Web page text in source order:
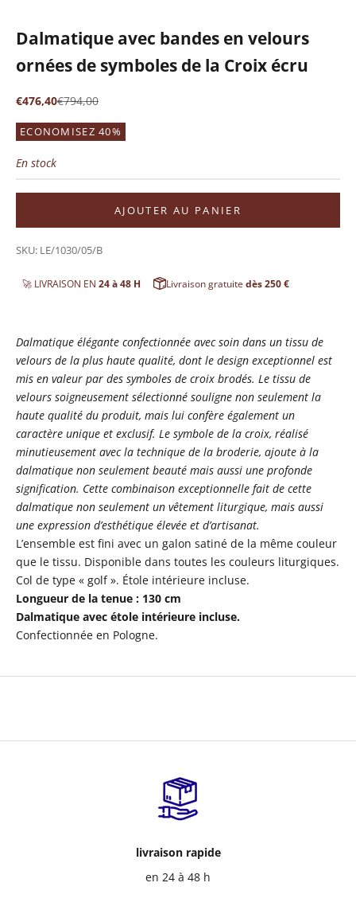
Dalmatique avec bandes en velours
ornées de symboles de la Croix écru
Prix de vente
€476,40Prix normal
€794,00
ECONOMISEZ 40%
En stock
AJOUTER AU PANIER
SKU: LE/1030/05/B
🚀 LIVRAISON EN 24 à 48 H Livraison gratuite dès 250 €
Dalmatique élégante confectionnée avec soin dans un tissu de
velours de la plus haute qualité, dont le design exceptionnel est
mis en valeur par des symboles de croix brodés. Le tissu de
velours soigneusement sélectionné souligne non seulement la
haute qualité du produit, mais lui confère également un
caractère unique et exclusif. Le symbole de la croix, réalisé
minutieusement avec la technique de la broderie, ajoute à la
dalmatique non seulement beauté mais aussi une profonde
signification. Cette combinaison exceptionnelle fait de cette
dalmatique non seulement un vêtement liturgique, mais aussi
une expression d’esthétique élevée et d’artisanat.
L’ensemble est fini avec un galon satiné de la même couleur
que le tissu. Disponible dans toutes les couleurs liturgiques.
Col de type « golf ». Étole intérieure incluse.
Longueur de la tenue : 130 cm
Dalmatique avec étole intérieure incluse.
Confectionnée en Pologne.
livraison rapide
en 24 à 48 h